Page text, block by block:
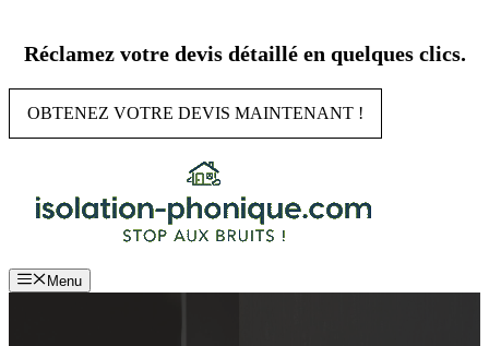
contenu
Réclamez votre devis détaillé en quelques clics.
OBTENEZ VOTRE DEVIS MAINTENANT !
Menu